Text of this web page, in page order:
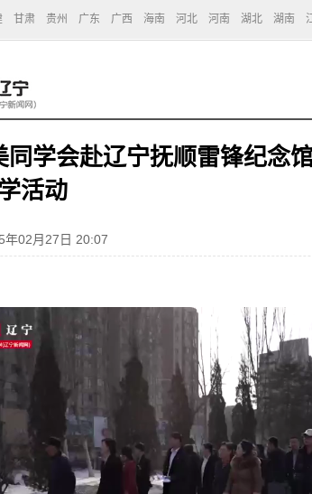
甘肃 贵州 广东 广西 海南 河北 河南 湖北 湖南
同学会赴辽宁抚顺雷锋纪念
活动
年02月27日 20:07